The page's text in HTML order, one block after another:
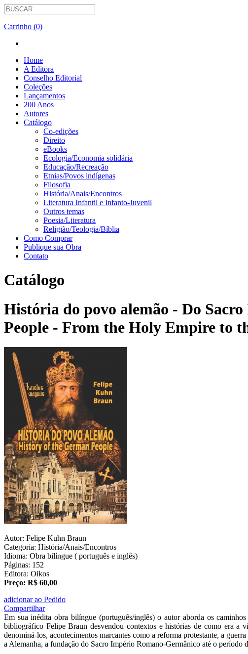
Carrinho (0)
Home
A Editora
Conselho Editorial
Coleções
Lançamentos
200 Anos
Autores
Catálogo
Co-edições
Direito
eBooks
Ecologia/Economia solidária
Educação/Recreação
Etnias/Povos indígenas
Filosofia
História/Anais/Encontros
Literatura Infantil e Infanto-Juvenil
Outros temas
Poesia/Literatura
Religião/Teologia/Bíblia
Como Comprar
Publique sua Obra
Contato
Catálogo
História do povo alemão - Do
People - From the Holy Empire to
Autor: Felipe Kuhn Braun
Categoria: História/Anais/Encontros
Idioma: Obra bilíngue ( português e inglês)
Páginas: 152
Editora: Oikos
Preço: R$ 60,00
adicionar ao Pedido
Compartilhar
Em sua inédita obra bilíngue (português/inglês) o autor aborda os
bibliográfico Felipe Braun desvendou contextos e histórias de como era a
denominá-los, acontecimentos marcantes como a reforma protestante, a
a Alemanha, a fundação do Sacro Império Romano-Germânico até o período